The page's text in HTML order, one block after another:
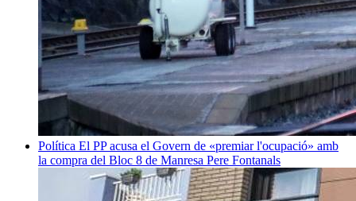
Política El PP acusa el Govern de «premiar l'ocupació» amb
la compra del Bloc 8 de Manresa Pere Fontanals